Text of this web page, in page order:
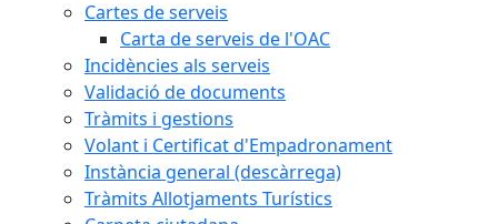
Cartes de serveis
Carta de serveis de l'OAC
Incidències als serveis
Validació de documents
Tràmits i gestions
Volant i Certificat d'Empadronament
Instància general (descàrrega)
Tràmits Allotjaments Turístics